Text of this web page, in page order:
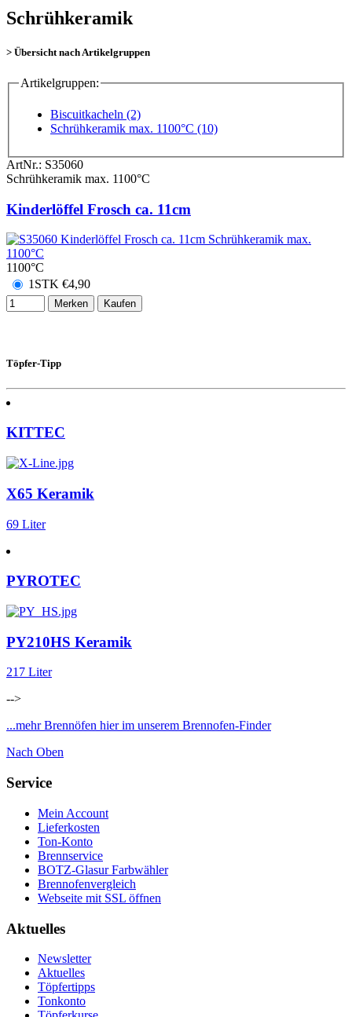
Schrühkeramik
> Übersicht nach Artikelgruppen
Artikelgruppen:
Biscuitkacheln (2)
Schrühkeramik max. 1100°C (10)
ArtNr.: S35060
Schrühkeramik max. 1100°C
Kinderlöffel Frosch ca. 11cm
1100°C
1STK €4,90
Merken Kaufen
Töpfer-Tipp
KITTEC
X65 Keramik
69 Liter
PYROTEC
PY210HS Keramik
217 Liter
-->
...mehr Brennöfen hier im unserem Brennofen-Finder
Nach Oben
Service
Mein Account
Lieferkosten
Ton-Konto
Brennservice
BOTZ-Glasur Farbwähler
Brennofenvergleich
Webseite mit SSL öffnen
Aktuelles
Newsletter
Aktuelles
Töpfertipps
Tonkonto